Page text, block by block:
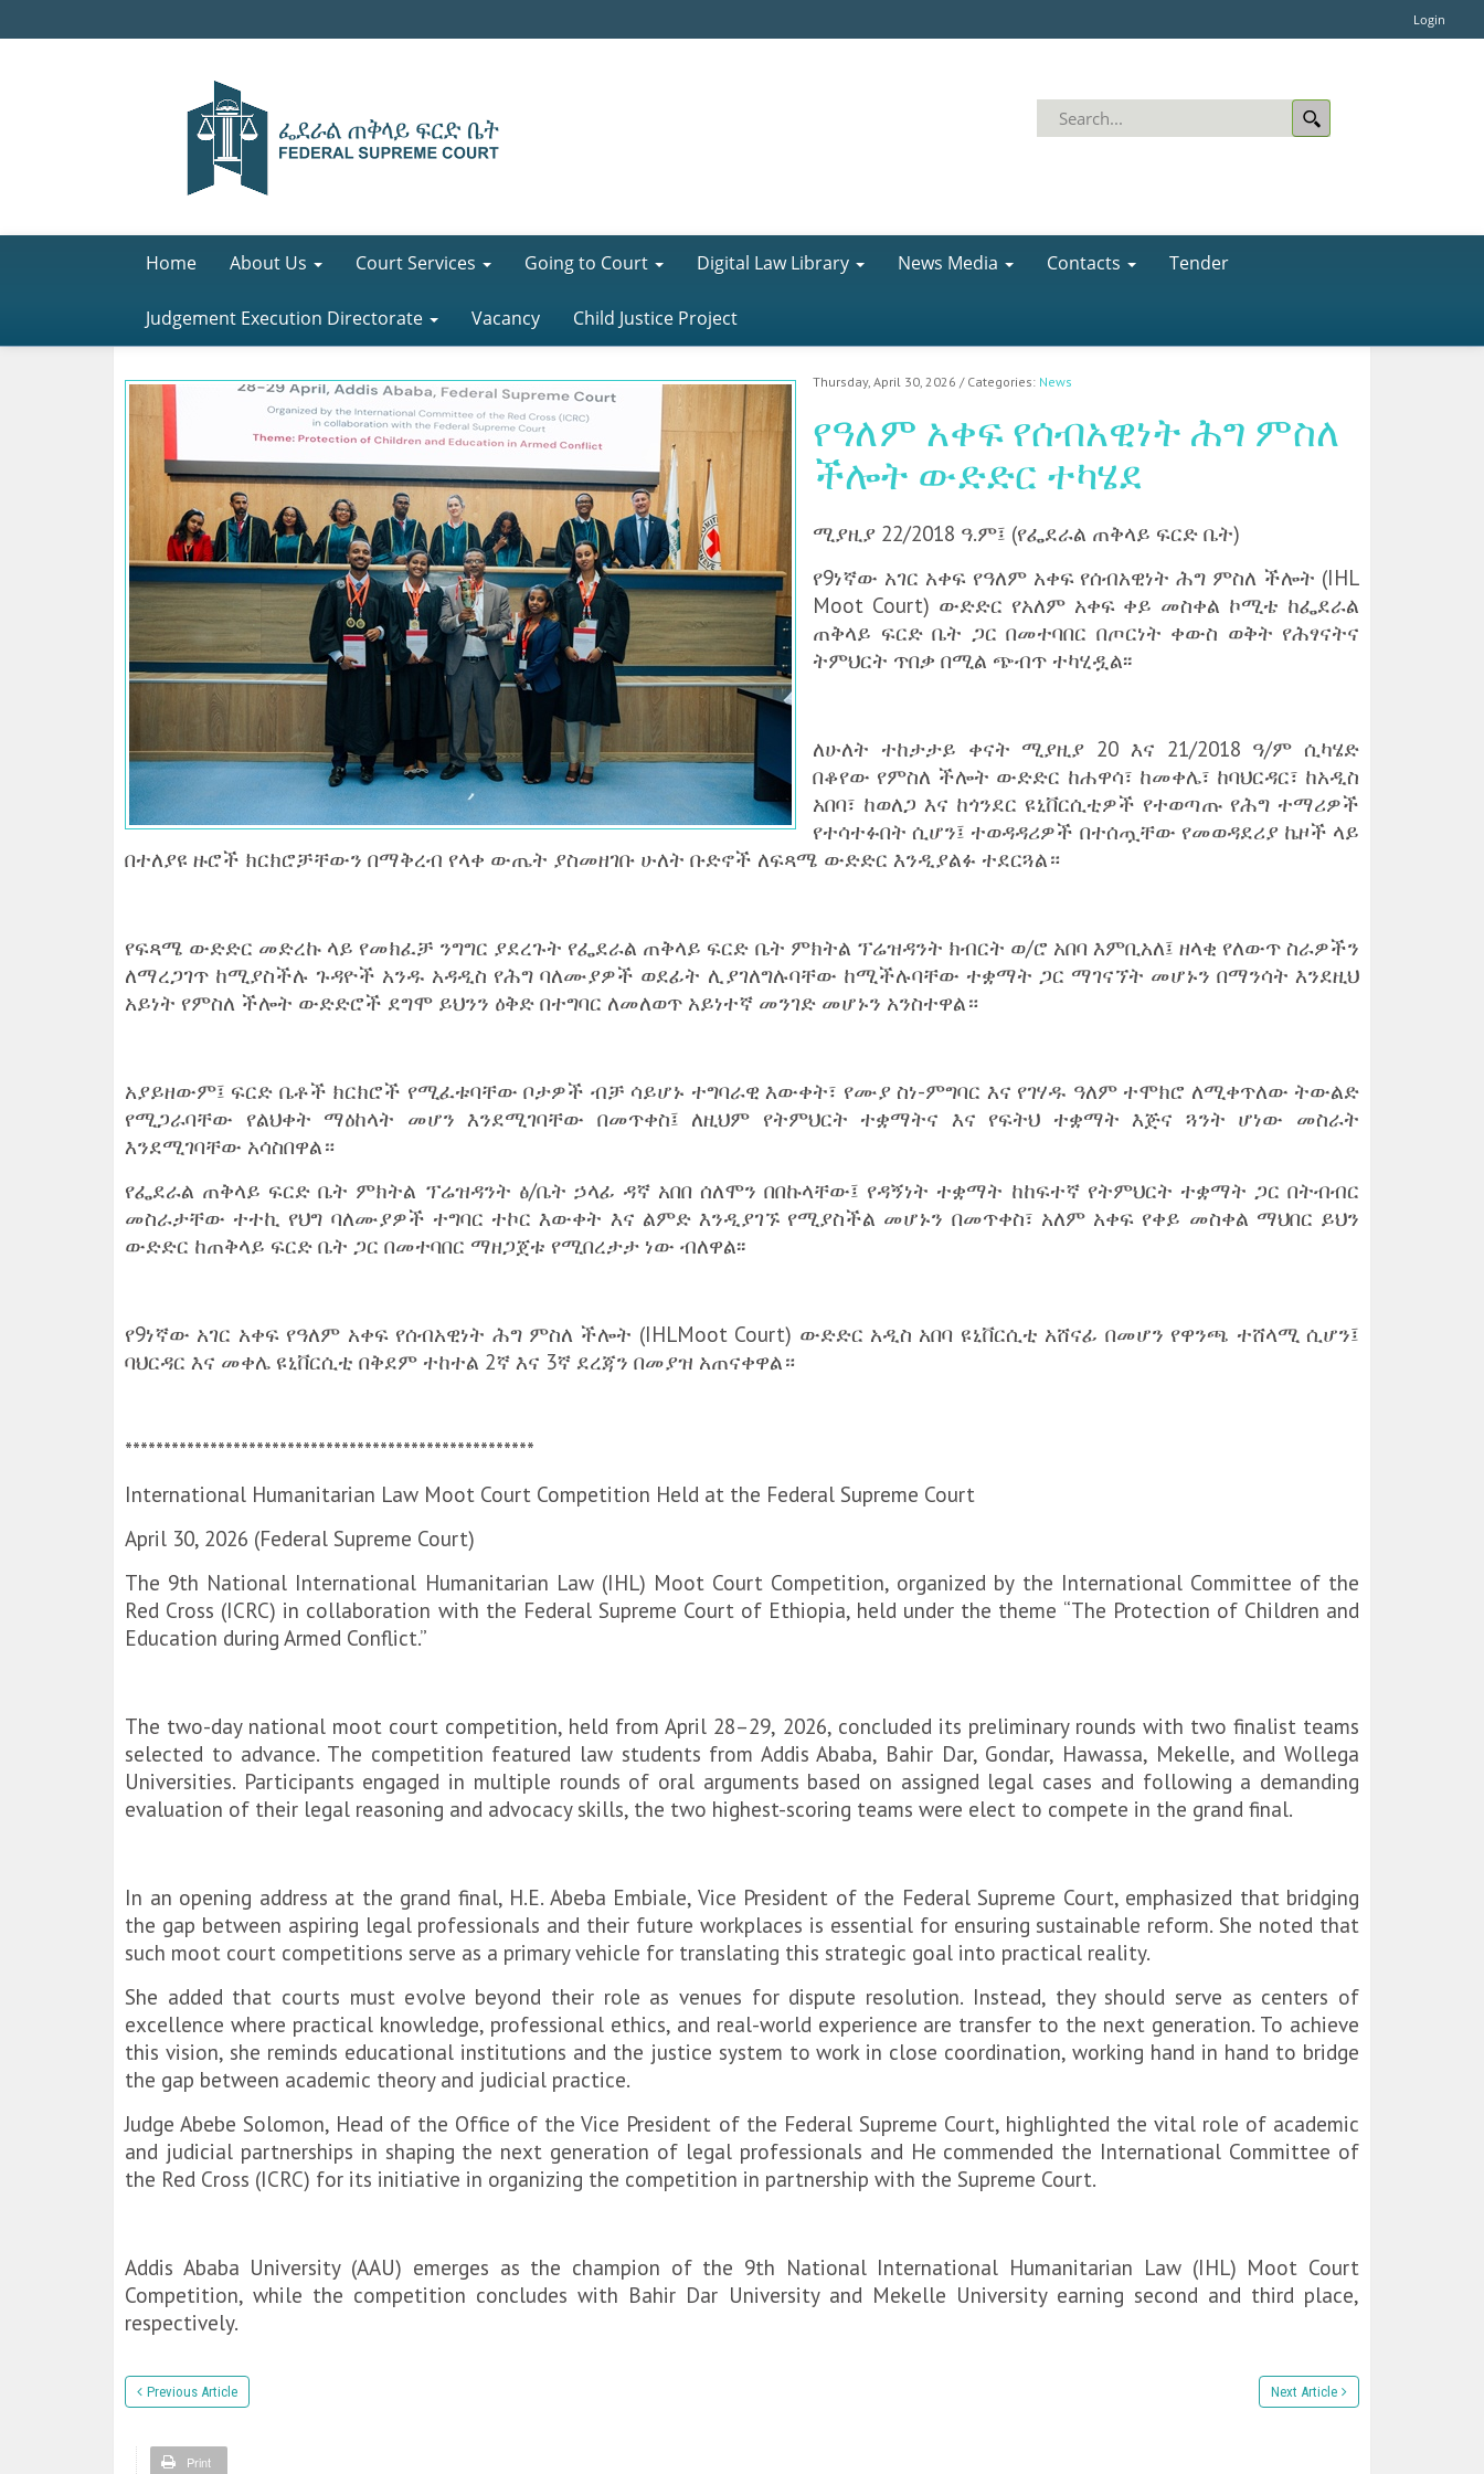
Login
Home About Us Court Services Going to Court Digital Law Library News Media Contacts Tender
Judgement Execution Directorate Vacancy Child Justice Project
Thursday, April 30, 2026 / Categories: News
የዓለም አቀፍ የሰብአዊነት ሕግ ምስለ
ችሎት ውድድር ተካሄደ
ሚያዚያ 22/2018 ዓ.ም፤ (የፌደራል ጠቅላይ ፍርድ ቤት)
የ9ነኛው አገር አቀፍ የዓለም አቀፍ የሰብአዊነት ሕግ ምስለ ችሎት (IHL
Moot Court) ውድድር የአለም አቀፍ ቀይ መስቀል ኮሚቴ ከፌደራል
ጠቅላይ ፍርድ ቤት ጋር በመተባበር በጦርነት ቀውስ ወቅት የሕፃናትና
ትምህርት ጥበቃ በሚል ጭብጥ ተካሂዷል፡፡
‎ለሁለት ተከታታይ ቀናት ሚያዚያ 20 እና 21/2018 ዓ/ም ሲካሄድ
በቆየው የምስለ ችሎት ውድድር ከሐዋሳ፣ ከመቀሌ፣ ከባህርዳር፣ ከአዲስ
አበባ፣ ከወለጋ እና ከጎንደር ዩኒቨርሲቲዎች የተወጣጡ የሕግ ተማሪዎች
የተሳተፉበት ሲሆን፤ ተወዳዳሪዎች በተሰጧቸው የመወዳደሪያ ኬዞች ላይ
በተለያዩ ዙሮች ክርክሮቻቸውን በማቅረብ የላቀ ውጤት ያስመዘገቡ ሁለት ቡድኖች ለፍጻሜ ውድድር እንዲያልፉ ተደርጓል።
‎የፍጻሜ ውድድር መድረኩ ላይ የመክፈቻ ንግግር ያደረጉት የፌደራል ጠቅላይ ፍርድ ቤት ምክትል ፕሬዝዳንት ክብርት ወ/ሮ አበባ እምቢአለ፤ ዘላቂ የለውጥ ስራዎችን
ለማረጋገጥ ከሚያስችሉ ጉዳዮች አንዱ አዳዲስ የሕግ ባለሙያዎች ወደፊት ሊያገለግሉባቸው ከሚችሉባቸው ተቋማት ጋር ማገናኘት መሆኑን በማንሳት እንደዚህ
አይነት የምስለ ችሎት ውድድሮች ደግሞ ይህንን ዕቅድ በተግባር ለመለወጥ አይነተኛ መንገድ መሆኑን አንስተዋል።
‎አያይዘውም፤ ፍርድ ቤቶች ክርክሮች የሚፈቱባቸው ቦታዎች ብቻ ሳይሆኑ ተግባራዊ እውቀት፣ የሙያ ስነ-ምግባር እና የገሃዱ ዓለም ተሞክሮ ለሚቀጥለው ትውልድ
የሚጋራባቸው የልህቀት ማዕከላት መሆን እንደሚገባቸው በመጥቀስ፤ ለዚህም የትምህርት ተቋማትና እና የፍትህ ተቋማት እጅና ጓንት ሆነው መስራት
እንደሚገባቸው አሳስበዋል።
‎የፌደራል ጠቅላይ ፍርድ ቤት ምክትል ፕሬዝዳንት ፅ/ቤት ኃላፊ ዳኛ አበበ ሰለሞን በበኩላቸው፤ የዳኝነት ተቋማት ከከፍተኛ የትምህርት ተቋማት ጋር በትብብር
መስራታቸው ተተኪ የህግ ባለሙያዎች ተግባር ተኮር እውቀት እና ልምድ እንዲያገኙ የሚያስችል መሆኑን በመጥቀስ፣ አለም አቀፍ የቀይ መስቀል ማህበር ይህን
ውድድር ከጠቅላይ ፍርድ ቤት ጋር በመተባበር ማዘጋጀቱ የሚበረታታ ነው ብለዋል፡፡
‎የ9ነኛው አገር አቀፍ የዓለም አቀፍ የሰብአዊነት ሕግ ምስለ ችሎት (IHLMoot Court) ውድድር አዲስ አበባ ዩኒቨርሲቲ አሸናፊ በመሆን የዋንጫ ተሸላሚ ሲሆን፤
ባህርዳር እና መቀሌ ዩኒቨርሲቲ በቅደም ተከተል 2ኛ እና 3ኛ ደረጃን በመያዝ አጠናቀዋል።
‎*****************************************************
‎International Humanitarian Law Moot Court Competition Held at the Federal Supreme Court
April 30, 2026 (Federal Supreme Court)
‎The 9th National International Humanitarian Law (IHL) Moot Court Competition, organized by the International Committee of the
Red Cross (ICRC) in collaboration with the Federal Supreme Court of Ethiopia, held under the theme “The Protection of Children and
Education during Armed Conflict.”
The two-day national moot court competition, held from April 28–29, 2026, concluded its preliminary rounds with two finalist teams
selected to advance. The competition featured law students from Addis Ababa, Bahir Dar, Gondar, Hawassa, Mekelle, and Wollega
Universities. Participants engaged in multiple rounds of oral arguments based on assigned legal cases and following a demanding
evaluation of their legal reasoning and advocacy skills, the two highest-scoring teams were elect to compete in the grand final.
‎In an opening address at the grand final, H.E. Abeba Embiale, Vice President of the Federal Supreme Court, emphasized that bridging
the gap between aspiring legal professionals and their future workplaces is essential for ensuring sustainable reform. She noted that
such moot court competitions serve as a primary vehicle for translating this strategic goal into practical reality.
‎She added that courts must evolve beyond their role as venues for dispute resolution. Instead, they should serve as centers of
excellence where practical knowledge, professional ethics, and real-world experience are transfer to the next generation. To achieve
this vision, she reminds educational institutions and the justice system to work in close coordination, working hand in hand to bridge
the gap between academic theory and judicial practice.
Judge Abebe Solomon, Head of the Office of the Vice President of the Federal Supreme Court, highlighted the vital role of academic
and judicial partnerships in shaping the next generation of legal professionals and He commended the International Committee of
the Red Cross (ICRC) for its initiative in organizing the competition in partnership with the Supreme Court.
Addis Ababa University (AAU) emerges as the champion of the 9th National International Humanitarian Law (IHL) Moot Court
Competition, while the competition concludes with Bahir Dar University and Mekelle University earning second and third place,
respectively.
Previous Article Next Article
Print